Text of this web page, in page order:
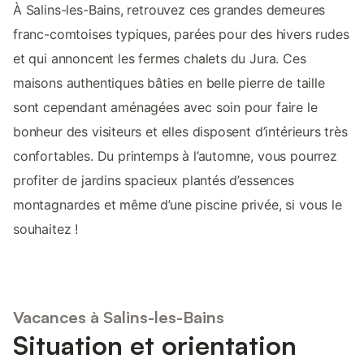
À Salins-les-Bains, retrouvez ces grandes demeures
franc-comtoises typiques, parées pour des hivers rudes
et qui annoncent les fermes chalets du Jura. Ces
maisons authentiques bâties en belle pierre de taille
sont cependant aménagées avec soin pour faire le
bonheur des visiteurs et elles disposent d’intérieurs très
confortables. Du printemps à l’automne, vous pourrez
profiter de jardins spacieux plantés d’essences
montagnardes et même d’une piscine privée, si vous le
souhaitez !
Vacances à Salins-les-Bains
Situation et orientation